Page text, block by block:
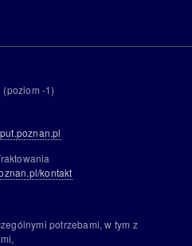
-1)
kontakt
potrzebami, w tym z